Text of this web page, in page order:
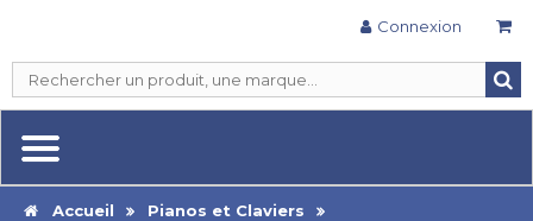
Connexion
Accueil
Pianos et Claviers